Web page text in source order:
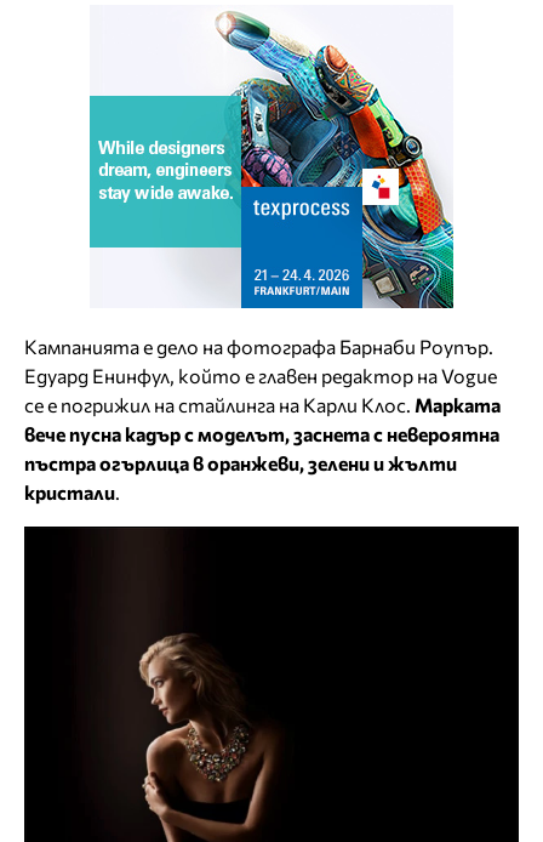
Кампанията е дело на фотографа Барнаби Роупър.
Едуард Енинфул, който е главен редактор на Vogue
се е погрижил на стайлинга на Карли Клос. Марката
вече пусна кадър с моделът, заснета с невероятна
пъстра огърлица в оранжеви, зелени и жълти
кристали